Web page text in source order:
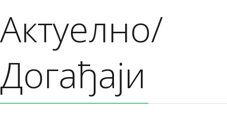
Актуелно/
Догађаји